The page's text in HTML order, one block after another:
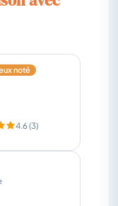
noté
4.6 (3)